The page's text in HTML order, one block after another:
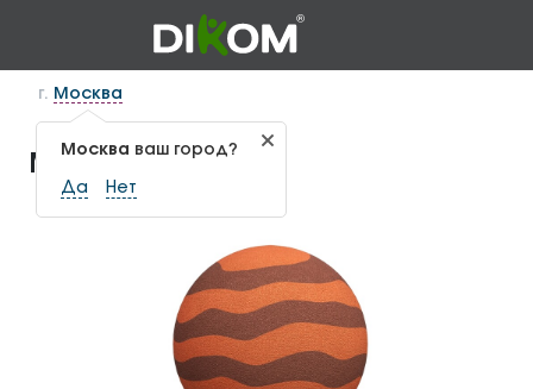
г. Москва
Москва ваш город?
Да Нет
Марс ГЕО-1.40